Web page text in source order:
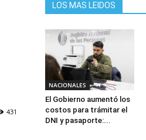
431
LOS MAS LEIDOS
NACIONALES
El Gobierno aumentó los
costos para trámitar el
DNI y pasaporte:...